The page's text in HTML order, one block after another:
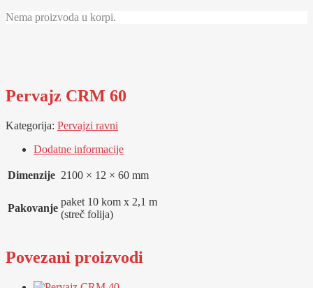
Nema proizvoda u korpi.
Pervajz CRM 60
Kategorija: Pervajzi ravni
Dodatne informacije
Dimenzije 2100 × 12 × 60 mm
Pakovanje
paket 10 kom x 2,1 m
(streč folija)
Povezani proizvodi